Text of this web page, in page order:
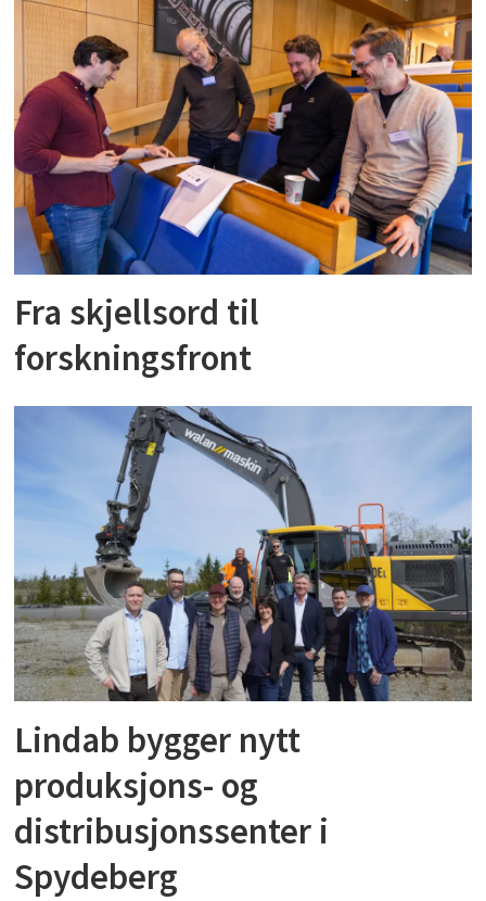
Fra skjellsord til
forskningsfront
Lindab bygger nytt
produksjons- og
distribusjonssenter i
Spydeberg